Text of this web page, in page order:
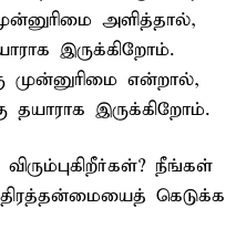
அளித்தால்,
இருக்கிறோம்.
முன்னுரிமை என்றால்,
தயாராக இருக்கிறோம்.
நீங்கள்
கெடுக்க